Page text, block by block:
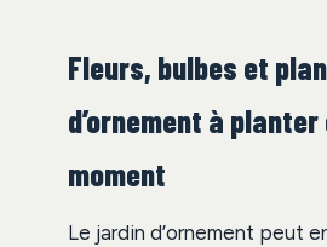
Fleurs, bulbes et
d’ornement à planter
moment
Le jardin d’ornement peut